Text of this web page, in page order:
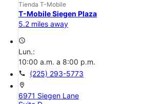
Tienda T-Mobile
T-Mobile Siegen Plaza
5.2 miles away
access_time
Lun.:
10:00 a.m. a 8:00 p.m.
call (225) 293-5773
location_on
6971 Siegen Lane